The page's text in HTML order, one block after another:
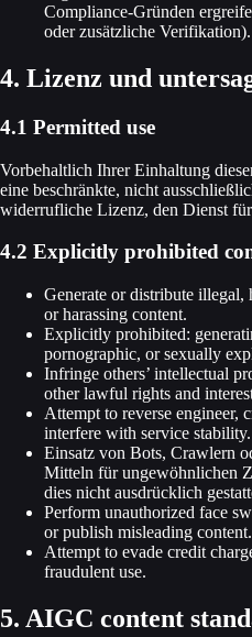
Compliance‑Gründen
oder zusätzliche Verifikation).
4. Lizenz und
4.1 Permitted use
Vorbehaltlich Ihrer Einhaltung
eine beschränkte, nicht
widerrufliche Lizenz, den Dienst
4.2 Explicitly prohibited
Generate or distribute
or harassing content.
Explicitly prohibited:
pornographic, or sexually
Infringe others’ intellectual
other lawful rights and
Attempt to reverse engineer,
interfere with service stability.
Einsatz von Bots, Crawlern
Mitteln für ungewöhnlichen
dies nicht ausdrücklich
Perform unauthorized face
or publish misleading content.
Attempt to evade credit
fraudulent use.
5. AIGC content